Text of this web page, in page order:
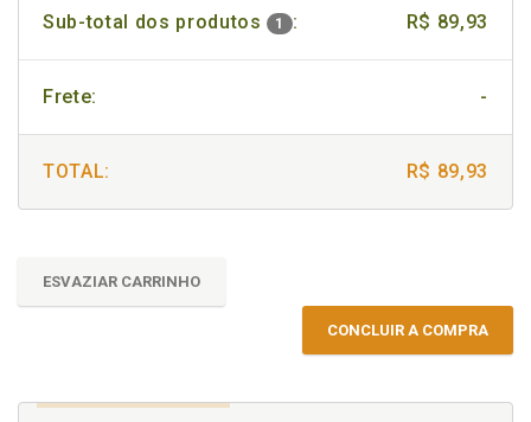
Sub-total dos produtos 1 : R$ 89,93
Frete: -
TOTAL: R$ 89,93
ESVAZIAR CARRINHO
CONCLUIR A COMPRA